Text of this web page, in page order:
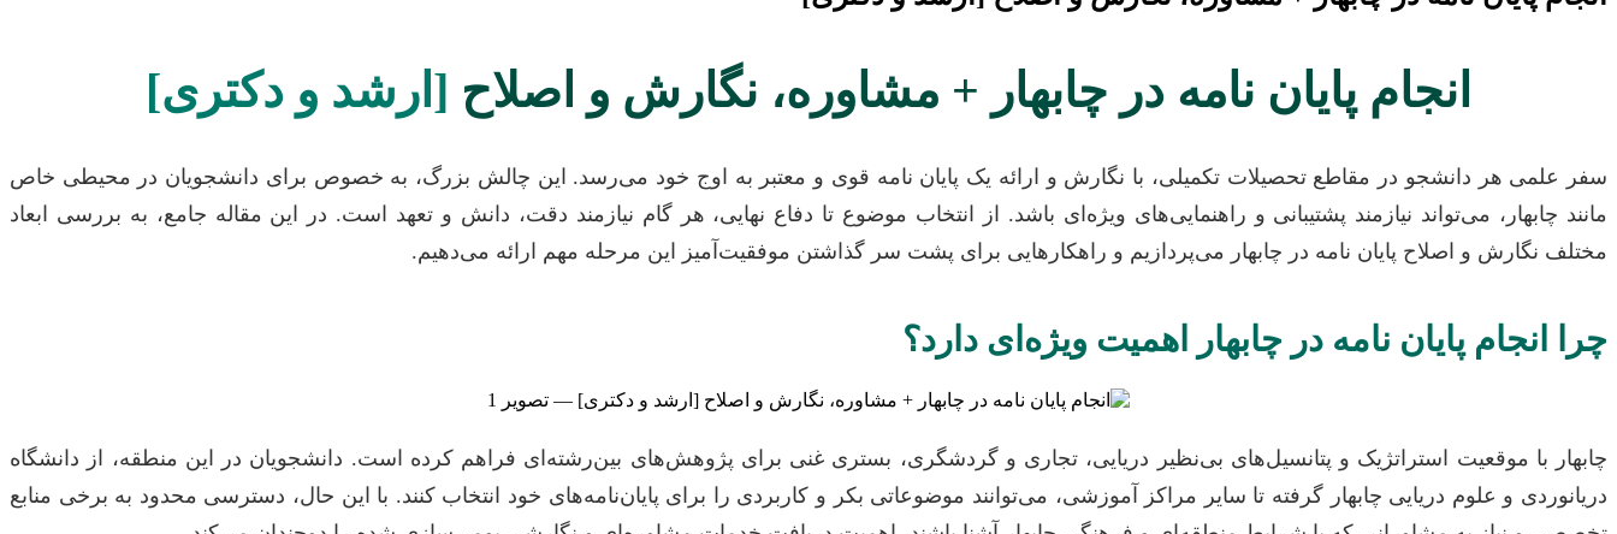
انجام پایان نامه در چابهار + مشاوره، نگارش و اصلاح [ارشد و دکتری]
سفر علمی هر دانشجو در مقاطع تحصیلات تکمیلی، با نگارش و ارائه یک پایان نامه قوی و معتبر به اوج خود می‌رسد. این چالش بزرگ، به خصوص برای دانشجویان در محیطی خاص
مانند چابهار، می‌تواند نیازمند پشتیبانی و راهنمایی‌های ویژه‌ای باشد. از انتخاب موضوع تا دفاع نهایی، هر گام نیازمند دقت، دانش و تعهد است. در این مقاله جامع، به بررسی ابعاد
مختلف نگارش و اصلاح پایان نامه در چابهار می‌پردازیم و راهکارهایی برای پشت سر گذاشتن موفقیت‌آمیز این مرحله مهم ارائه می‌دهیم.
چرا انجام پایان نامه در چابهار اهمیت ویژه‌ای دارد؟
چابهار با موقعیت استراتژیک و پتانسیل‌های بی‌نظیر دریایی، تجاری و گردشگری، بستری غنی برای پژوهش‌های بین‌رشته‌ای فراهم کرده است. دانشجویان در این منطقه، از دانشگاه
دریانوردی و علوم دریایی چابهار گرفته تا سایر مراکز آموزشی، می‌توانند موضوعاتی بکر و کاربردی را برای پایان‌نامه‌های خود انتخاب کنند. با این حال، دسترسی محدود به برخی منابع